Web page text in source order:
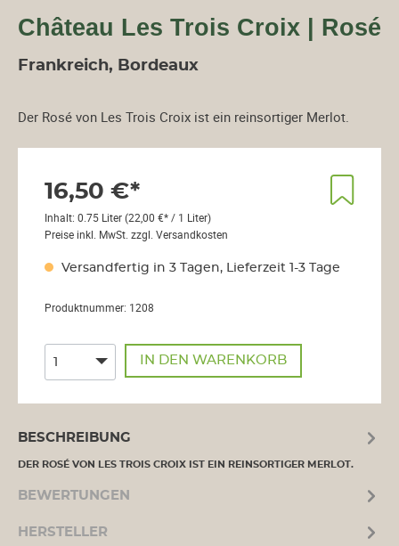
Château Les Trois Croix | Rosé
Frankreich, Bordeaux
Der Rosé von Les Trois Croix ist ein reinsortiger Merlot.
16,50 €*
Inhalt: 0.75 Liter(22,00 €* / 1 Liter)
Preise inkl. MwSt. zzgl. Versandkosten
Versandfertig in 3 Tagen, Lieferzeit 1-3 Tage
Produktnummer: 1208
IN DEN WARENKORB
BESCHREIBUNG
DER ROSÉ VON LES TROIS CROIX IST EIN REINSORTIGER MERLOT.
BEWERTUNGEN
HERSTELLER